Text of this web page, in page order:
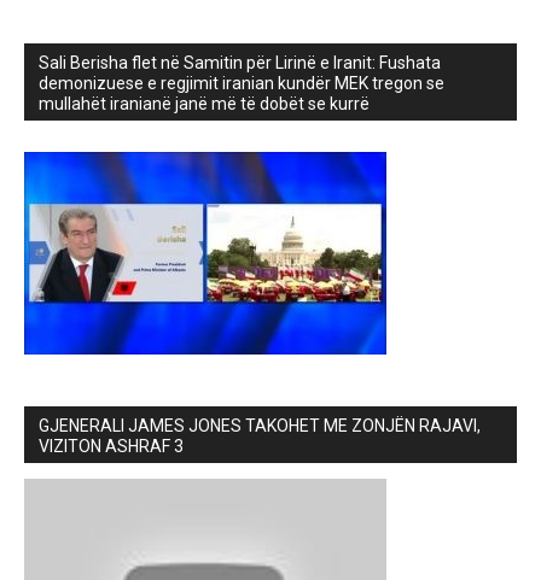
Sali Berisha flet në Samitin për Lirinë e Iranit: Fushata
demonizuese e regjimit iranian kundër MEK tregon se
mullahët iranianë janë më të dobët se kurrë
GJENERALI JAMES JONES TAKOHET ME ZONJËN RAJAVI,
VIZITON ASHRAF 3